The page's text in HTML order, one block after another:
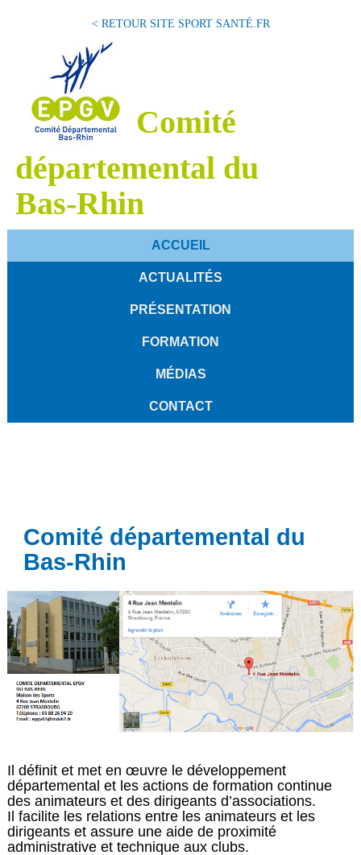
< RETOUR SITE SPORT SANTÉ.FR
Comité
départemental du
Bas-Rhin
ACCUEIL
ACTUALITÉS
PRÉSENTATION
FORMATION
MÉDIAS
CONTACT
Comité départemental du
Bas-Rhin
Il définit et met en œuvre le développement
départemental et les actions de formation continue
des animateurs et des dirigeants d’associations.
Il facilite les relations entre les animateurs et les
dirigeants et assure une aide de proximité
administrative et technique aux clubs.